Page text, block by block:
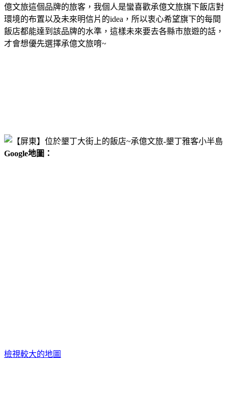
億文旅這個品牌的旅客，我個人是蠻喜歡承億文旅旗下飯店對
環境的布置以及未來明信片的idea，所以衷心希望旗下的每間
飯店都能達到該品牌的水準，這樣未來要去各縣市旅遊的話，
才會想優先選擇承億文旅唷~
Google地圖：
檢視較大的地圖